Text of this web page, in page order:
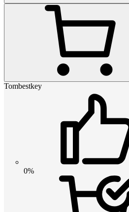
Tombestkey
0%